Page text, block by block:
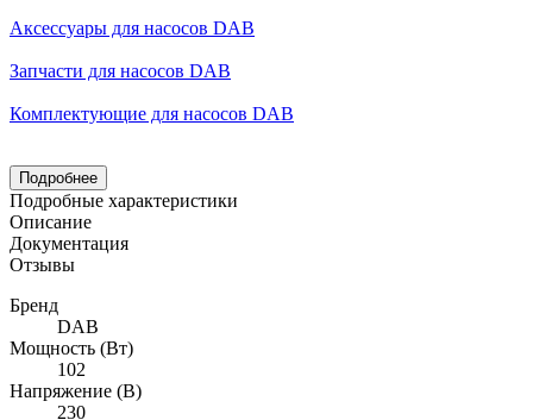
Аксессуары для насосов DAB
Запчасти для насосов DAB
Комплектующие для насосов DAB
Подробнее
Подробные характеристики
Описание
Документация
Отзывы
Бренд
DAB
Мощность (Вт)
102
Напряжение (В)
230